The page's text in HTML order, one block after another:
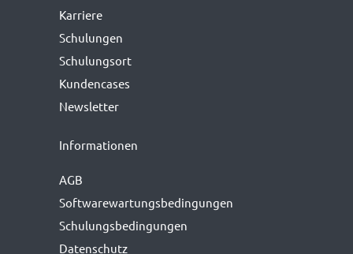
Karriere
Schulungen
Schulungsort
Kundencases
Newsletter
Informationen
AGB
Softwarewartungs­bedingungen
Schulungsbedingungen
Datenschutz